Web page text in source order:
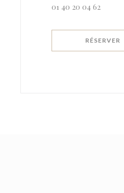
01 40 20 04 62
RÉSERVER